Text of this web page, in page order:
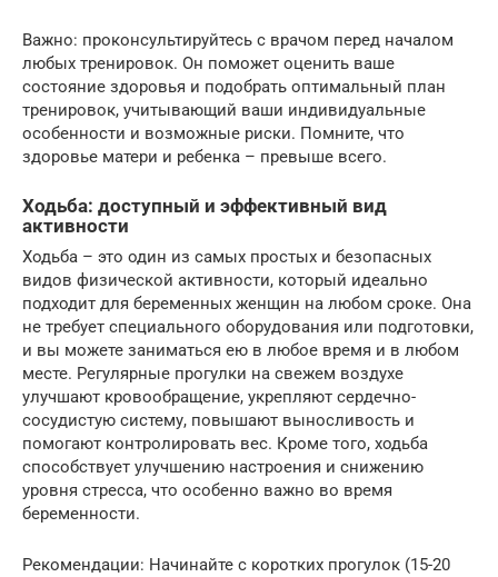
Важно: проконсультируйтесь с врачом перед началом
любых тренировок. Он поможет оценить ваше
состояние здоровья и подобрать оптимальный план
тренировок, учитывающий ваши индивидуальные
особенности и возможные риски. Помните, что
здоровье матери и ребенка – превыше всего.
Ходьба: доступный и эффективный вид
активности
Ходьба – это один из самых простых и безопасных
видов физической активности, который идеально
подходит для беременных женщин на любом сроке. Она
не требует специального оборудования или подготовки,
и вы можете заниматься ею в любое время и в любом
месте. Регулярные прогулки на свежем воздухе
улучшают кровообращение, укрепляют сердечно-
сосудистую систему, повышают выносливость и
помогают контролировать вес. Кроме того, ходьба
способствует улучшению настроения и снижению
уровня стресса, что особенно важно во время
беременности.
Рекомендации: Начинайте с коротких прогулок (15-20